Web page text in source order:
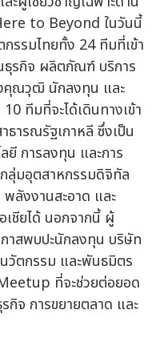
to Beyond ในวันนี้
รรมไทยทั้ง 24 ทีมที่เข้า
ธุรกิจ ผลิตภัณฑ์ บริการ
คุณวุฒิ นักลงทุน และ
ทีมที่จะได้เดินทางเข้า
ารณรัฐเกาหลี ซึ่งเป็น
ยี การลงทุน และการ
ลุ่มอุตสาหกรรมดิจิทัล
ลังงานสะอาด และ
เชียได้ นอกจากนี้ ผู้
กาสพบปะนักลงทุน บริษัท
วัตกรรม และพันธมิตร
ที่จะช่วยต่อยอด
กิจ การขยายตลาด และ